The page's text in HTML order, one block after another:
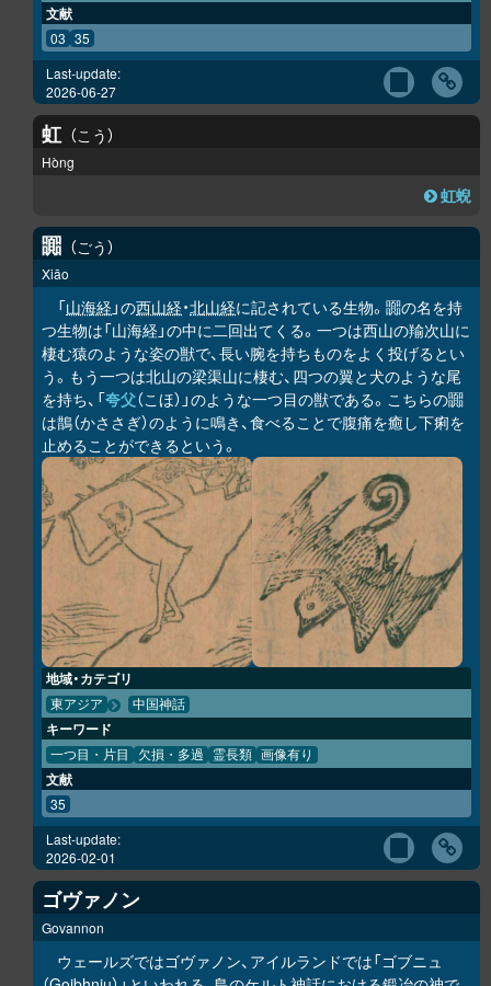
文献
03 35
Last-update:
2026-06-27
虹 こう
Hòng
虹蜺
嚻 ごう
Xiāo
「山海経 」の西山経・北山経に記されている生物。嚻の名を持
つ生物は「山海経」の中に二回出てくる。一つは西山の羭次山に
棲む猿のような姿の獣で、長い腕を持ちものをよく投げるとい
う。もう一つは北山の梁渠山に棲む、四つの翼と犬のような尾
を持ち、「夸父（こほ）」のような一つ目の獣である。こちらの嚻
は鵲（かささぎ）のように鳴き、食べることで腹痛を癒し下痢を
止めることができるという。
地域・カテゴリ
東アジア 中国神話
キーワード
一つ目・片目 欠損・多過 霊長類 画像有り
文献
35
Last-update:
2026-02-01
ゴヴァノン
Govannon
ウェールズではゴヴァノン、アイルランドでは「ゴブニュ